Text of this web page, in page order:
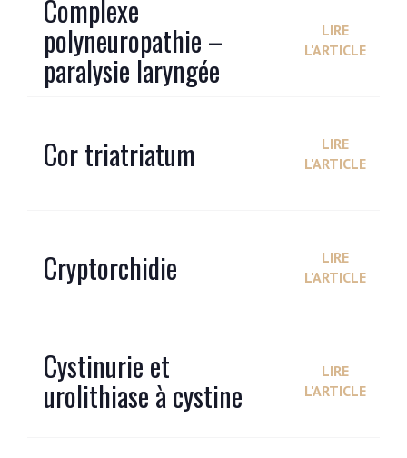
Complexe
polyneuropathie –
paralysie laryngée
LIRE
L'ARTICLE
Cor triatriatum
LIRE
L'ARTICLE
Cryptorchidie
LIRE
L'ARTICLE
Cystinurie et
urolithiase à cystine
LIRE
L'ARTICLE